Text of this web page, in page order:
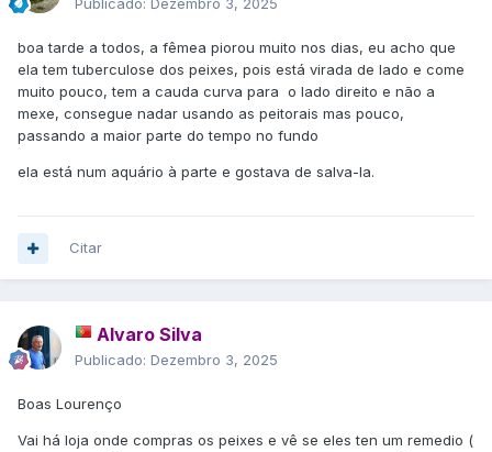
Publicado: Dezembro 3, 2025
boa tarde a todos, a fêmea piorou muito nos dias, eu acho que
ela tem tuberculose dos peixes, pois está virada de lado e come
muito pouco, tem a cauda curva para o lado direito e não a
mexe, consegue nadar usando as peitorais mas pouco,
passando a maior parte do tempo no fundo
ela está num aquário à parte e gostava de salva-la.
Citar
Alvaro Silva
Publicado: Dezembro 3, 2025
Boas Lourenço
Vai há loja onde compras os peixes e vê se eles ten um remedio (